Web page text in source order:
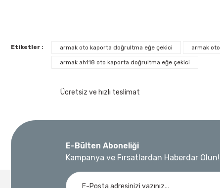
İzeltaş
17.803,20 TL
Ücretsiz Nakliye
3.000,00 TL
Demiriz Kaynak
Demiriz DCP-3 Bakır Boru Kaynak Makinesi 3 kVA
Nora
Etiketler : armak oto kaporta doğrultma eğe çekici armak
armak ah118 oto kaporta doğrultma eğe çekici
Ücretsiz ve hızlı teslimat
E-Bülten Aboneliği
Kampanya ve Fırsatlardan Haberdar Olun!